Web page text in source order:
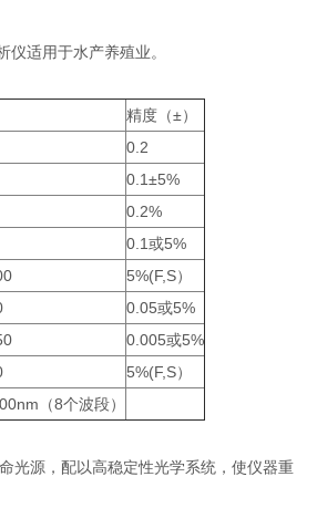
仪适用于水产养殖业。
精度（±）
0.2
0.1±5%
0.2%
0.1或5%
5%(F,S）
0.05或5%
0.005或5%
5%(F,S）
（8个波段）
光源，配以高稳定性光学系统，使仪器重